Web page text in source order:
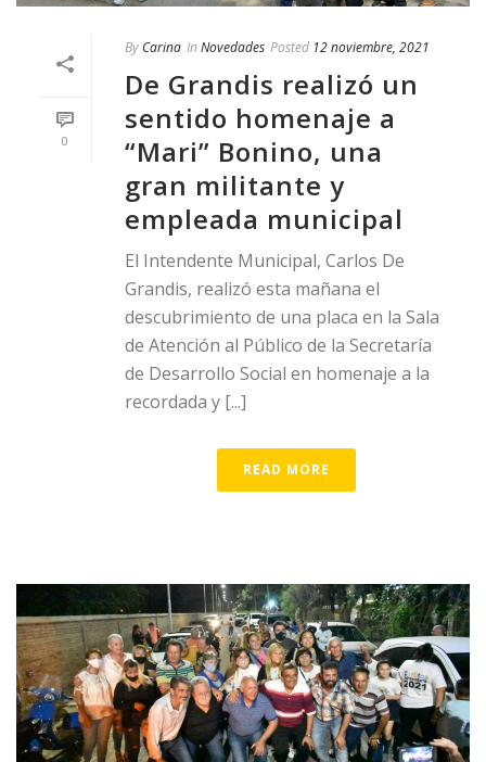
0
By Carina In Novedades Posted 12 noviembre, 2021
De Grandis realizó un
sentido homenaje a
“Mari” Bonino, una
gran militante y
empleada municipal
El Intendente Municipal, Carlos De
Grandis, realizó esta mañana el
descubrimiento de una placa en la Sala
de Atención al Público de la Secretaría
de Desarrollo Social en homenaje a la
recordada y [...]
READ MORE